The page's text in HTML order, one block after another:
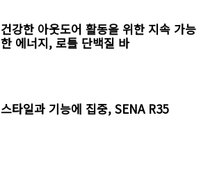
건강한 아웃도어 활동을 위한 지속 가능
한 에너지, 로틀 단백질 바
스타일과 기능에 집중, SENA R35